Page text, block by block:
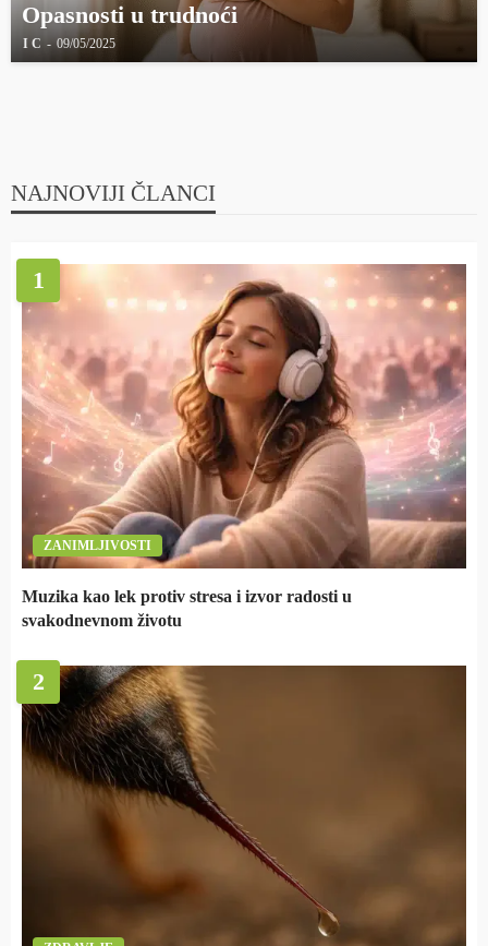
Opasnosti u trudnoći
I C 09/05/2025
NAJNOVIJI ČLANCI
1
ZANIMLJIVOSTI
Muzika kao lek protiv stresa i izvor radosti u
svakodnevnom životu
2